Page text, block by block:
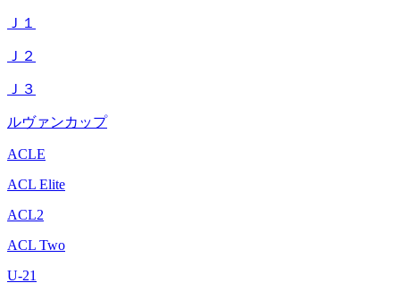
Ｊ１
Ｊ２
Ｊ３
ルヴァンカップ
ACLE
ACL Elite
ACL2
ACL Two
U-21